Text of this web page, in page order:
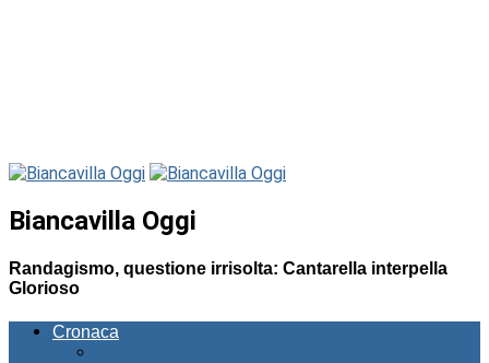
Biancavilla Oggi
Randagismo, questione irrisolta: Cantarella interpella
Glorioso
Cronaca